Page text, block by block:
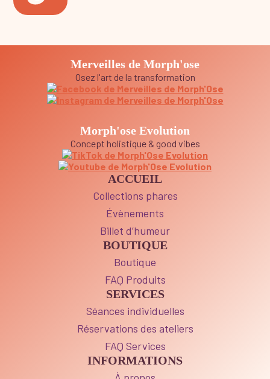
Merveilles de Morph'ose
Osez l'art de la transformation
Morph'ose Evolution
Concept holistique & good vibes
ACCUEIL
Collections phares
Évènements
Billet d’humeur
BOUTIQUE
Boutique
FAQ Produits
SERVICES
Séances individuelles
Réservations des ateliers
FAQ Services
INFORMATIONS